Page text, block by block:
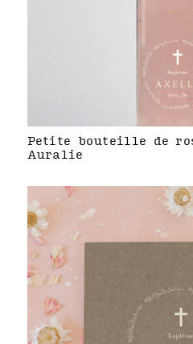
Petite bouteille de
Auralie